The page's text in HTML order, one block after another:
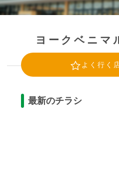
ヨークベニマ
よく行く
最新のチラシ